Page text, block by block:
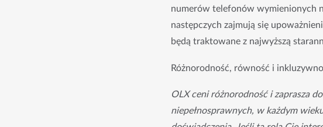
numerów telefonów wymienionych
następczych zajmują się
będą traktowane z najwyższą
Różnorodność, równość i
OLX ceni różnorodność i zaprasza
niepełnosprawnych, w każdym